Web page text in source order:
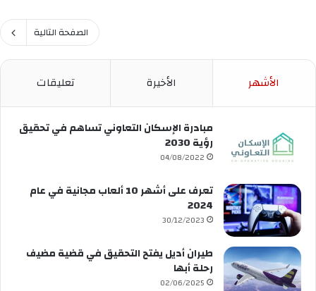
الصفحة التالية
الأشهر الأخيرة تعليقات
مبادرة الإسكان التعاوني تساهم في تحقيق
رؤية 2030
04/08/2022
تعرف على أشهر 10 ألعاب مجانية في عام
2024
30/12/2023
طيران أديل يفتح التحقيق في قضية مضيف
رحلة أبها
02/06/2025